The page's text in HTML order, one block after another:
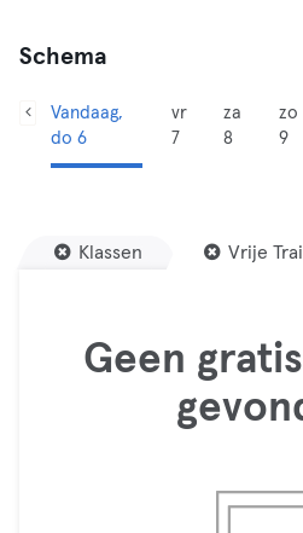
Schema
Vandaag,
do 6
vr
7
za
8
zo
9
Klassen Vrije
Geen